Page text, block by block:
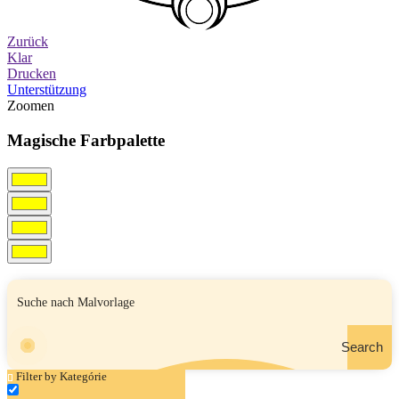
Zurück
Klar
Drucken
Unterstützung
Zoomen
Magische Farbpalette
Search
Filter by Kategórie